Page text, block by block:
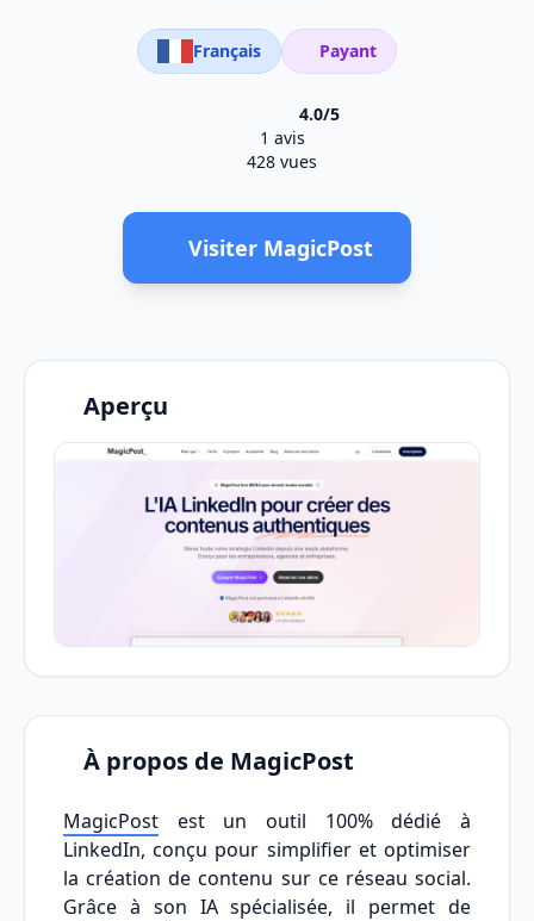
Français Payant
4.0/5
1 avis
428 vues
Visiter MagicPost
Aperçu
À propos de MagicPost
MagicPost est un outil 100% dédié à
LinkedIn, conçu pour simplifier et optimiser
la création de contenu sur ce réseau social.
Grâce à son IA spécialisée, il permet de